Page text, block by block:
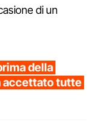
di un
della
accettato tutte